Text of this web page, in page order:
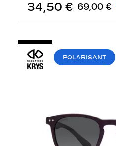
34,50 € 69,00 €
POLARISANT